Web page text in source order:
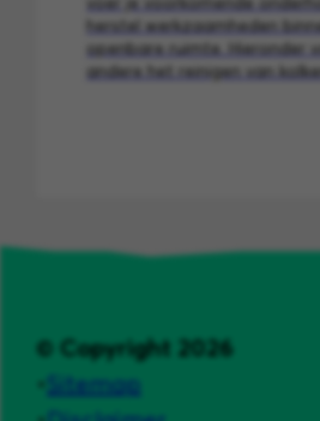
herstel werkzaamheden
openbare ruimte. Hieronder
andere het reinigen van
© Copyright 2026
Sitemap